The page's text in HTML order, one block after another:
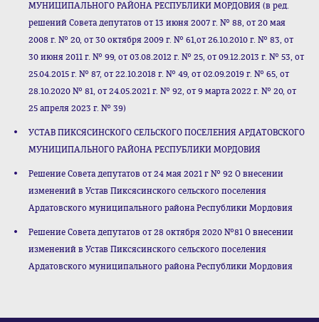
МУНИЦИПАЛЬНОГО РАЙОНА РЕСПУБЛИКИ МОРДОВИЯ (в ред.
решений Совета депутатов от 13 июня 2007 г. № 88, от 20 мая
2008 г. № 20, от 30 октября 2009 г. № 61,от 26.10.2010 г. № 83, от
30 июня 2011 г. № 99, от 03.08.2012 г. № 25, от 09.12.2013 г. № 53, от
25.04.2015 г. № 87, от 22.10.2018 г. № 49, от 02.09.2019 г. № 65, от
28.10.2020 № 81, от 24.05.2021 г. № 92, от 9 марта 2022 г. № 20, от
25 апреля 2023 г. № 39)
УСТАВ ПИКСЯСИНСКОГО СЕЛЬСКОГО ПОСЕЛЕНИЯ АРДАТОВСКОГО
МУНИЦИПАЛЬНОГО РАЙОНА РЕСПУБЛИКИ МОРДОВИЯ
Решение Совета депутатов от 24 мая 2021 г № 92 О внесении
изменений в Устав Пиксясинского сельского поселения
Ардатовского муниципального района Республики Мордовия
Решение Совета депутатов от 28 октября 2020 №81 О внесении
изменений в Устав Пиксясинского сельского поселения
Ардатовского муниципального района Республики Мордовия